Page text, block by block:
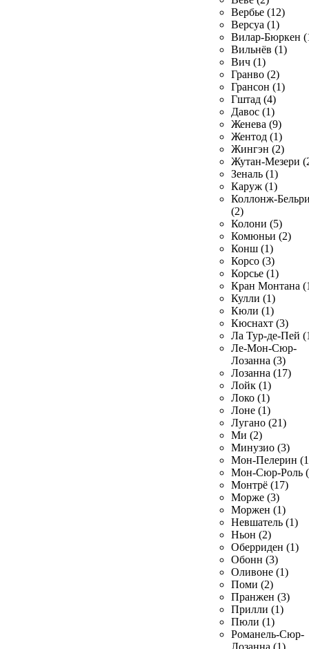
Вербье (12)
Версуа (1)
Вилар-Бюркен
Вильнёв (1)
Вич (1)
Гранво (2)
Грансон (1)
Гштад (4)
Давос (1)
Женева (9)
Жентод (1)
Жингэн (2)
Жутан-Мезери
Зеналь (1)
Каруж (1)
Коллонж-
(2)
Колони (5)
Комюньи (2)
Конш (1)
Корсо (3)
Корсье (1)
Кран Монтана
Кулли (1)
Кюли (1)
Кюснахт (3)
Ла Тур-де-Пей
Ле-Мон-Сюр-
Лозанна (3)
Лозанна (17)
Лойк (1)
Локо (1)
Лоне (1)
Лугано (21)
Ми (2)
Минузио (3)
Мон-Пелерин
Мон-Сюр-Роль
Монтрё (17)
Морже (3)
Моржен (1)
Невшатель (1)
Ньон (2)
Оберриден (1)
Обонн (3)
Оливоне (1)
Поми (2)
Пранжен (3)
Прилли (1)
Пюли (1)
Романель-Сюр-
Лозанна (1)